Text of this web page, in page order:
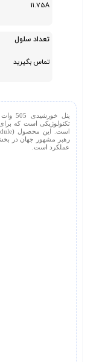
تعداد سلول
تماس بگیرید
تکنولوژیکی است که برای
رهبر مشهور جهان در بخش
عملکرد است.